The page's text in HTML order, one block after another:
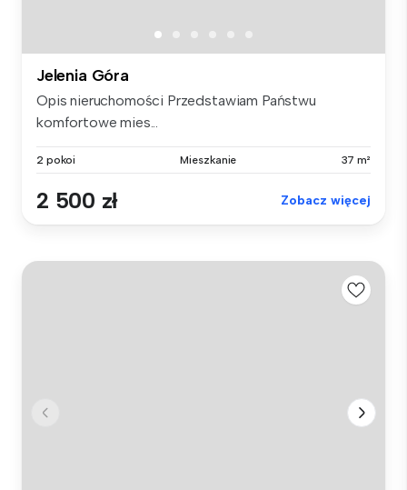
Jelenia Góra
Opis nieruchomości Przedstawiam Państwu
komfortowe mies...
2 pokoi Mieszkanie 37 m²
2 500 zł Zobacz więcej